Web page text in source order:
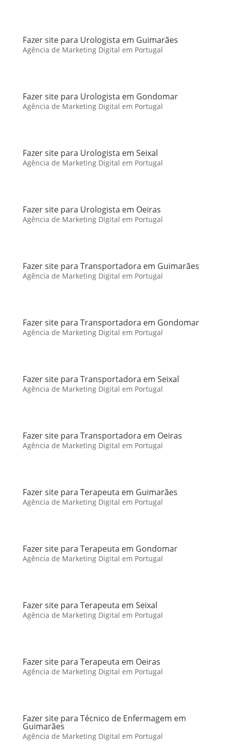
Fazer site para Urologista em Guimarães
Agência de Marketing Digital em Portugal
Fazer site para Urologista em Gondomar
Agência de Marketing Digital em Portugal
Fazer site para Urologista em Seixal
Agência de Marketing Digital em Portugal
Fazer site para Urologista em Oeiras
Agência de Marketing Digital em Portugal
Fazer site para Transportadora em Guimarães
Agência de Marketing Digital em Portugal
Fazer site para Transportadora em Gondomar
Agência de Marketing Digital em Portugal
Fazer site para Transportadora em Seixal
Agência de Marketing Digital em Portugal
Fazer site para Transportadora em Oeiras
Agência de Marketing Digital em Portugal
Fazer site para Terapeuta em Guimarães
Agência de Marketing Digital em Portugal
Fazer site para Terapeuta em Gondomar
Agência de Marketing Digital em Portugal
Fazer site para Terapeuta em Seixal
Agência de Marketing Digital em Portugal
Fazer site para Terapeuta em Oeiras
Agência de Marketing Digital em Portugal
Fazer site para Técnico de Enfermagem em
Guimarães
Agência de Marketing Digital em Portugal